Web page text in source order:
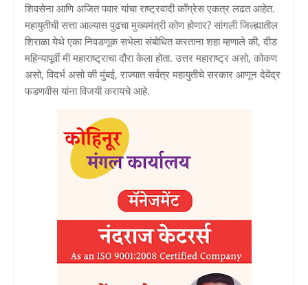
शिवसेना आणि अजित पवार यांचा राष्ट्रवादी काँग्रेस एकत्र लढत आहेत.
महायुतीची सत्ता आल्यास पुढचा मुख्यमंत्री कोण होणार? सांगली जिल्ह्यातील
शिराळा येथे एका निवडणूक सभेला संबोधित करताना शहा म्हणाले की, दीड
महिन्यापूर्वी मी महाराष्ट्राचा दौरा केला होता. उत्तर महाराष्ट्र असो, कोकण
असो, विदर्भ असो की मुंबई, राज्यात सर्वत्र महायुतीचे सरकार आणून देवेंद्र
फडणवीस यांना विजयी करायचे आहे.